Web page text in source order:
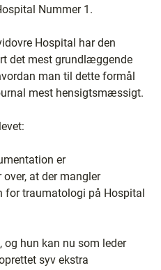
Nummer 1.
Hospital har den
det mest grundlæggende
man til dette formål
mest hensigtsmæssigt.
er
at der mangler
for traumatologi på Hospital
og hun kan nu som leder
syv ekstra